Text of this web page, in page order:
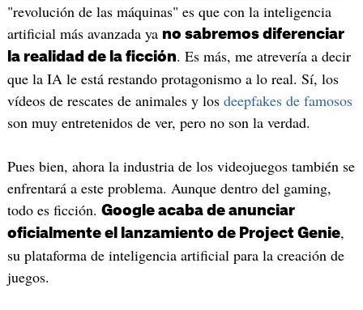
"revolución de las máquinas" es que con la inteligencia
artificial más avanzada ya no sabremos diferenciar
la realidad de la ficción. Es más, me atrevería a decir
que la IA le está restando protagonismo a lo real. Sí, los
vídeos de rescates de animales y los deepfakes de famosos
son muy entretenidos de ver, pero no son la verdad.
Pues bien, ahora la industria de los videojuegos también se
enfrentará a este problema. Aunque dentro del gaming,
todo es ficción. Google acaba de anunciar
oficialmente el lanzamiento de Project Genie,
su plataforma de inteligencia artificial para la creación de
juegos.